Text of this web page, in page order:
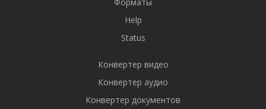
Help
Status
Конвертер видео
Конвертер аудио
Конвертер документов